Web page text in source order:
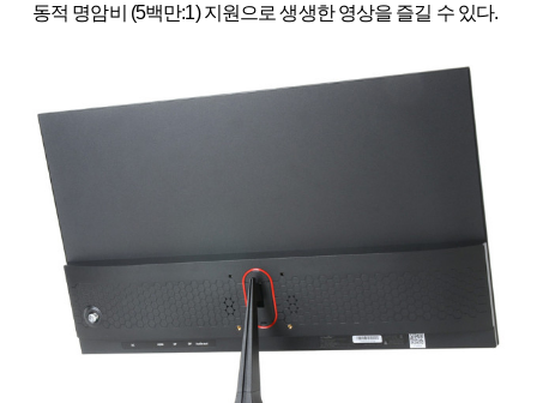
동적 명암비 (5백만:1) 지원으로 생생한 영상을 즐길 수 있다.